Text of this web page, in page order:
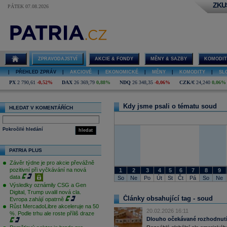
PÁTEK 07.08.2026
ZPRAVODAJSTVÍ AKCIE & FONDY MĚNY & SAZBY
PŘEHLED ZPRÁV AKCIOVÉ EKONOMICKÉ MĚNY KOMODITY
PX 2 790,61 -0,52% DAX 26 369,79 0,88% NDQ 26 348,35 -0,06% CZK/€ 24,240 0,06%
HLEDAT V KOMENTÁŘÍCH
hledat
Pokročilé hledání
PATRIA PLUS
Závěr týdne je pro akcie převážně
pozitivní při vyčkávání na nová
data
Výsledky oznámily CSG a Gen
Digital, Trump uvalil nová cla.
Evropa zahájí opatrně
Růst MercadoLibre akceleruje na 50
%. Podle trhu ale roste příliš draze
Kdy jsme psali o tématu soud
1 2 3 4 5 6 7 8
9
So
Ne Po Út St Čt Pá So Ne
Články obsahující tag - soud
20.02.2026 16:11
Dlouho očekávané